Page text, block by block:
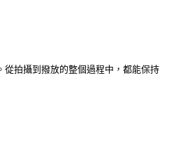
拍攝到撥放的整個過程中，都能保持